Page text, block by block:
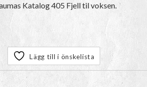
Katalog 405 Fjell til voksen.
Lägg till i önskelista